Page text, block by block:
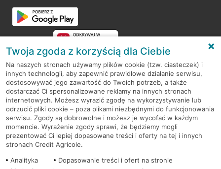
RODO
Regulamin serwisu
Mapa serwisu
PolitykaCookies
Twoja zgoda z korzyścią dla Ciebie
Na naszych stronach używamy plików cookie (tzw. ciasteczek) i
innych technologii, aby zapewnić prawidłowe działanie serwisu,
dostosowywać jego zawartość do Twoich potrzeb, a także
dostarczać Ci spersonalizowane reklamy na innych stronach
internetowych. Możesz wyrazić zgodę na wykorzystywanie lub
odrzucić pliki cookie – poza plikami niezbędnymi do funkcjonowania
serwisu. Zgody są dobrowolne i możesz je wycofać w każdym
momencie. Wyrażenie zgody sprawi, że będziemy mogli
prezentować Ci lepiej dopasowane treści i oferty na tej i innych
stronach Credit Agricole.
Analityka
Dopasowanie treści i ofert na stronie